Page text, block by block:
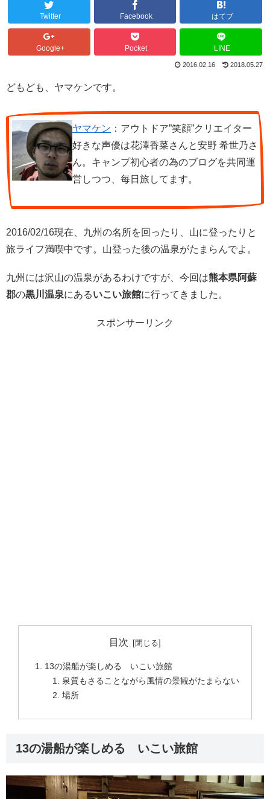
Twitter Facebook はてブ
Google+ Pocket LINE
2016.02.16 2018.05.27
どもども、ヤマケンです。
ヤマケン ：アウトドア”笑顔”クリエイター
好きな声優は花澤香菜さんと安野 希世乃さ
ん。キャンプ初心者の為のブログを共同運
営しつつ、每日旅してます。
2016/02/16現在、九州の名所を回ったり、山に登ったりと
旅ライフ満喫中です。山登った後の温泉がたまらんでよ。
九州には沢山の温泉があるわけですが、今回は熊本県阿蘇
郡の黒川温泉にあるいこい旅館に行ってきました。
スポンサーリンク
目次
13の湯船が楽しめる いこい旅館
泉質もさることながら風情の景観がたまらない
場所
13の湯船が楽しめる いこい旅館